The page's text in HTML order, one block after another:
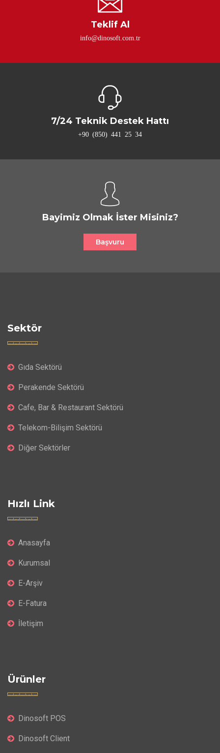
Teklif Al
info@dinosoft.com.tr
7/24 Teknik Destek Hattı
+90 (850) 441 25 34
Bayimiz Olmak İster Misiniz?
Başvuru
Sektör
Gıda Sektörü
Perakende Sektörü
Cafe, Bar & Restaurant Sektörü
Telekom-Bilişim Sektörü
Diğer Sektörler
Hızlı Link
Anasayfa
Kurumsal
E-Arşiv
E-Fatura
İletişim
Ürünler
Dinosoft POS
Dinosoft Client